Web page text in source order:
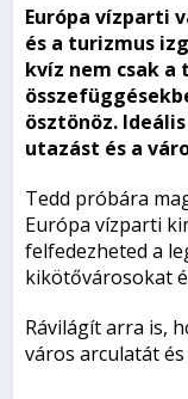
Európa vízparti
és a turizmus
kvíz nem csak
ösztönöz.
utazást és a
Tedd próbára
Európa vízparti
felfedezheted a
kikötővárosokat
Rávilágít arra is,
város arculatát